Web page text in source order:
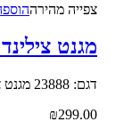
צפייה‬ ‫מהירה‬
מגנט
דגם: 23888 מגנט צילינדר תליה 5020 LED
₪299.00